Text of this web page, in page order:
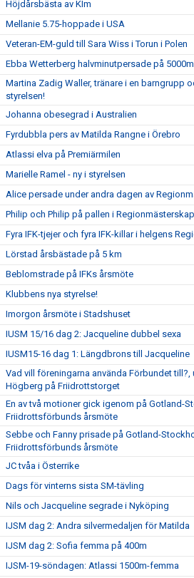
Höjdårsbästa av KIm
Mellanie 5.75-hoppade i USA
Veteran-EM-guld till Sara Wiss i Torun i Polen
Ebba Wetterberg halvminutpersade på
Martina Zadig Waller, tränare i en barngrupp
styrelsen!
Johanna obesegrad i Australien
Fyrdubbla pers av Matilda Rangne i Örebro
Atlassi elva på Premiärmilen
Marielle Ramel - ny i styrelsen
Alice persade under andra dagen av
Philip och Philip på pallen i
Fyra IFK-tjejer och fyra IFK-killar i helgens
Lörstad årsbästade på 5 km
Beblomstrade på IFKs årsmöte
Klubbens nya styrelse!
Imorgon årsmöte i Stadshuset
IUSM 15/16 dag 2: Jacqueline dubbel sexa
IUSM15-16 dag 1: Längdbrons till Jacqueline
Vad vill föreningarna använda Förbundet till?,
Högberg på Friidrottstorget
En av två motioner gick igenom på Gotland-
Friidrottsförbunds årsmöte
Sebbe och Fanny prisade på Gotland-
Friidrottsförbunds årsmöte
JC tvåa i Österrike
Dags för vinterns sista SM-tävling
Nils och Jacqueline segrade i Nyköping
IJSM dag 2: Andra silvermedaljen för Matilda
IJSM dag 2: Sofia femma på 400m
IJSM-19-söndagen: Atlassi 1500m-femma